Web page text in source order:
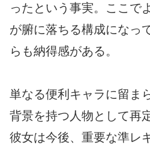
ったという事実。ここで
が腑に落ちる構成になっ
らも納得感がある。
単なる便利キャラに留ま
背景を持つ人物として再
彼女は今後、重要な準レ